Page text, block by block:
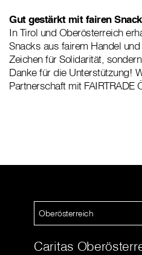
Gut gestärkt mit fairen
In Tirol und Oberösterreich
Snacks aus fairem Handel
Zeichen für Solidarität,
Danke für die Unterstützung!
Partnerschaft mit FAIRTRADE
Oberösterreich
Caritas